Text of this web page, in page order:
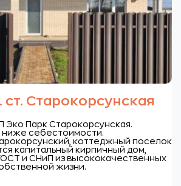
ст. Старокорсунская
Эко Парк Старокорсунская.
ниже себестоимости.
коттеджный поселок
капитальный кирпичный дом,
и СНиП из высококачественных
жизни.